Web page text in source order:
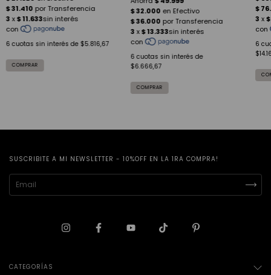
6 cuotas sin interés de $5.816,67
6 cuotas sin interés de
$6.666,67
6
SUSCRIBITE A MI NEWSLETTER - 10%OFF EN LA 1RA COMPRA!
CATEGORÍAS